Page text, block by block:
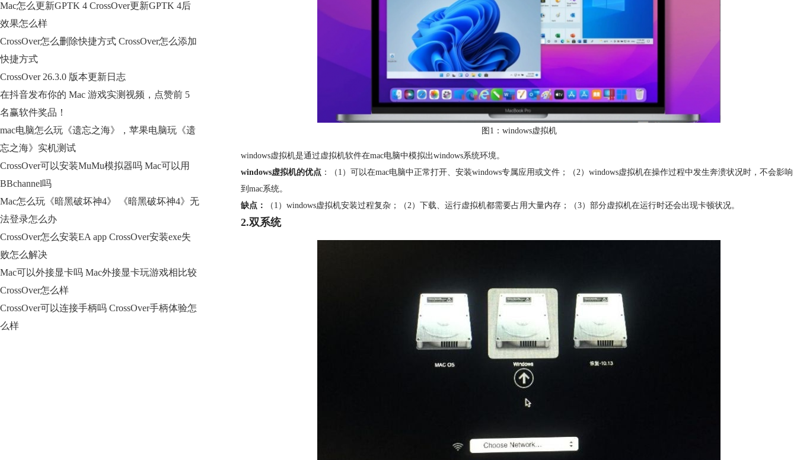
Mac怎么更新GPTK 4 CrossOver更新GPTK 4后
效果怎么样
CrossOver怎么删除快捷方式 CrossOver怎么添加
快捷方式
CrossOver 26.3.0 版本更新日志
在抖音发布你的 Mac 游戏实测视频，点赞前 5
名赢软件奖品！
mac电脑怎么玩《遗忘之海》，苹果电脑玩《遗
忘之海》实机测试
CrossOver可以安装MuMu模拟器吗 Mac可以用
BBchannel吗
Mac怎么玩《暗黑破坏神4》 《暗黑破坏神4》无
法登录怎么办
CrossOver怎么安装EA app CrossOver安装exe失
败怎么解决
Mac可以外接显卡吗 Mac外接显卡玩游戏相比较
CrossOver怎么样
CrossOver可以连接手柄吗 CrossOver手柄体验怎
么样
图1：windows虚拟机
windows虚拟机是通过虚拟机软件在mac电脑中模拟出windows系统环境。
windows虚拟机的优点 ：（1）可以在mac电脑中正常打开、安装windows专属应用或文件；（2）windows虚拟机在操作过程中发生奔溃状况时，不会影响
到mac系统。
缺点：
（1）windows虚拟机安装过程复杂；（2）下载、运行虚拟机都需要占用大量内存；（3）部分虚拟机在运行时还会出现卡顿状况。
2.双系统